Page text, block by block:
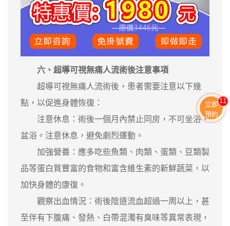
六、 超導可視無痛人流術後注意事項
超導可視無痛人流術後，患者需要注意以下幾
點，以促進身體恢復：
注意休息：術後一個月內禁止同房，不可坐浴、
盆浴。注意休息，避免劇烈運動。
加強營養：應多吃些魚類、肉類、蛋類、豆類製
品等蛋白質豐富的食物和富含維生素的新鮮蔬菜，以
加快身體的康復。
觀察出血情況：術後陰道流血超過一周以上，甚
至伴有下腹痛、發熱、白帶混濁有臭味等異常表現，
立即
預約
11